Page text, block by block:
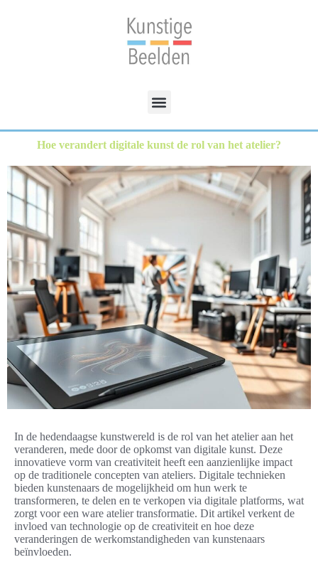
Hoe verandert digitale kunst de rol van het atelier?
In de hedendaagse kunstwereld is de rol van het atelier aan het
veranderen, mede door de opkomst van digitale kunst. Deze
innovatieve vorm van creativiteit heeft een aanzienlijke impact
op de traditionele concepten van ateliers. Digitale technieken
bieden kunstenaars de mogelijkheid om hun werk te
transformeren, te delen en te verkopen via digitale platforms, wat
zorgt voor een ware atelier transformatie. Dit artikel verkent de
invloed van technologie op de creativiteit en hoe deze
veranderingen de werkomstandigheden van kunstenaars
beïnvloeden.